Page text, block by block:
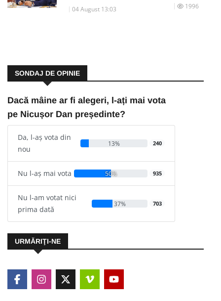
04 August 13:03 1996
SONDAJ DE OPINIE
Dacă mâine ar fi alegeri, l-ați mai vota
pe Nicușor Dan președinte?
Da, l-aș vota din
nou
13% 240
Nu l-aș mai vota 50% 935
Nu l-am votat nici
prima dată
37% 703
URMĂRIŢI-NE